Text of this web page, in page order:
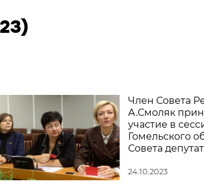
Член Совета
А.Смоляк
участие в
Гомельского
Совета
24.10.2023